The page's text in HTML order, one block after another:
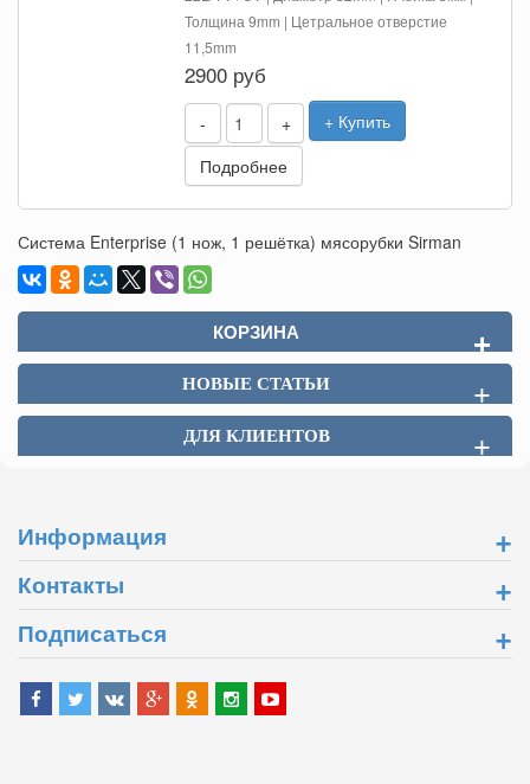
Толщина 9mm | Цетральное отверстие
11,5mm
2900 руб
- +
+ Купить
Подробнее
Система Enterprise (1 нож, 1 решётка) мясорубки Sirman
КОРЗИНА +
НОВЫЕ СТАТЬИ +
ДЛЯ КЛИЕНТОВ +
Информация +
Контакты +
Подписаться +